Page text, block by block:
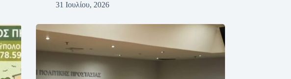
31 Ιουλίου, 2026